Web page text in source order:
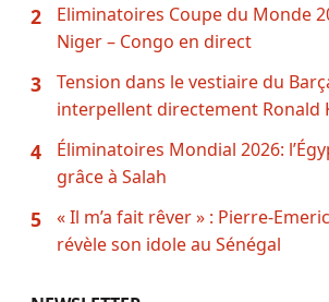
2
Eliminatoires Coupe du Monde
Niger – Congo en direct
3
Tension dans le vestiaire du
interpellent directement Ronald
4
Éliminatoires Mondial 2026:
grâce à Salah
5
« Il m’a fait rêver » : Pierre-
révèle son idole au Sénégal